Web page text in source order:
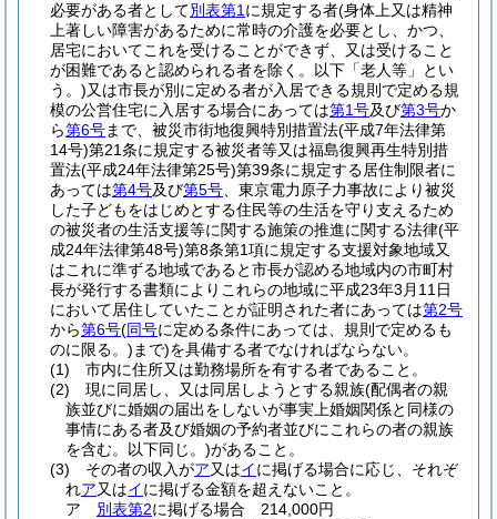
必要がある者として別表第1 に規定する者(身体上又は精神
上著しい障害があるために常時の介護を必要とし、かつ、
居宅においてこれを受けることができず、又は受けること
が困難であると認められる者を除く。以下「老人等」とい
う。)又は市長が別に定める者が入居できる規則で定める規
模の公営住宅に入居する場合にあっては第1号及び第3号か
ら第6号まで、被災市街地復興特別措置法(平成7年法律第
14号)第21条に規定する被災者等又は福島復興再生特別措
置法(平成24年法律第25号)第39条に規定する居住制限者に
あっては第4号及び第5号 、東京電力原子力事故により被災
した子どもをはじめとする住民等の生活を守り支えるため
の被災者の生活支援等に関する施策の推進に関する法律(平
成24年法律第48号)第8条第1項に規定する支援対象地域又
はこれに準ずる地域であると市長が認める地域内の市町村
長が発行する書類によりこれらの地域に平成23年3月11日
において居住していたことが証明された者にあっては第2号
から第6号(同号に定める条件にあっては、規則で定めるも
のに限る。) まで)を具備する者でなければならない。
(1)
市内に住所又は勤務場所を有する者であること。
(2)
現に同居し、又は同居しようとする親族(配偶者の親
族並びに婚姻の届出をしないが事実上婚姻関係と同様の
事情にある者及び婚姻の予約者並びにこれらの者の親族
を含む。以下同じ。)があること。
(3)
その者の収入がア又はイに掲げる場合に応じ、それぞ
れア又はイに掲げる金額を超えないこと。
ア
別表第2に掲げる場合 214,000円